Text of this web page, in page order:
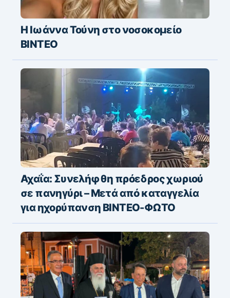
Η Ιωάννα Τούνη στο νοσοκομείο
ΒΙΝΤΕΟ
Αχαΐα: Συνελήφθη πρόεδρος χωριού
σε πανηγύρι – Μετά από καταγγελία
για ηχορύπανση ΒΙΝΤΕΟ-ΦΩΤΟ